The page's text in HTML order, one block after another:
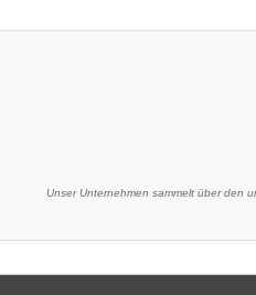
Unser Unternehmen sammelt über den